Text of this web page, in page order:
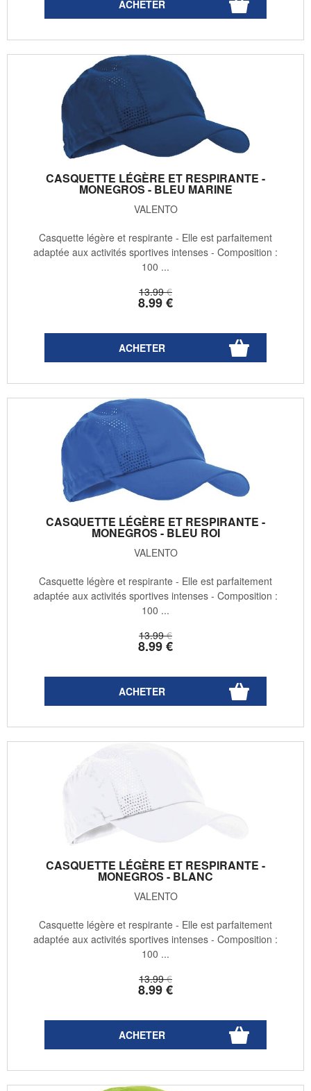
CASQUETTE LÉGÈRE ET RESPIRANTE -
MONEGROS - BLEU MARINE
VALENTO
13.99 €
8.99€
Casquette légère et respirante - Elle est parfaitement
adaptée aux activités sportives intenses - Composition :
100 ...
CASQUETTE LÉGÈRE ET RESPIRANTE -
MONEGROS - BLEU ROI
VALENTO
13.99 €
8.99€
Casquette légère et respirante - Elle est parfaitement
adaptée aux activités sportives intenses - Composition :
100 ...
CASQUETTE LÉGÈRE ET RESPIRANTE -
MONEGROS - BLANC
VALENTO
13.99 €
8.99€
Casquette légère et respirante - Elle est parfaitement
adaptée aux activités sportives intenses - Composition :
100 ...